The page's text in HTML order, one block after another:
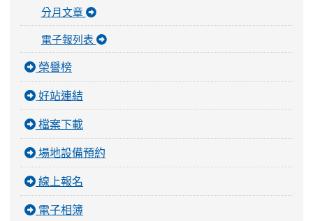
分月文章
電子報列表
榮譽榜
好站連結
檔案下載
場地設備預約
線上報名
電子相簿